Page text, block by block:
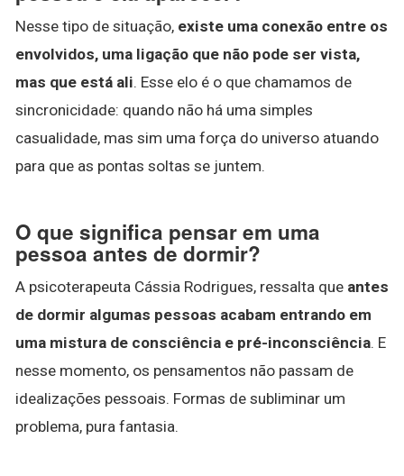
Nesse tipo de situação, existe uma conexão entre os
envolvidos, uma ligação que não pode ser vista,
mas que está ali. Esse elo é o que chamamos de
sincronicidade: quando não há uma simples
casualidade, mas sim uma força do universo atuando
para que as pontas soltas se juntem.
O que significa pensar em uma
pessoa antes de dormir?
A psicoterapeuta Cássia Rodrigues, ressalta que antes
de dormir algumas pessoas acabam entrando em
uma mistura de consciência e pré-inconsciência. E
nesse momento, os pensamentos não passam de
idealizações pessoais. Formas de subliminar um
problema, pura fantasia.